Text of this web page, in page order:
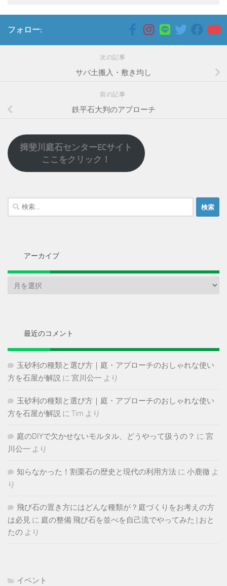
フォロー:
次の記事
サバ土搬入・敷き均し
前の記事
鉄平石大判のアプローチ
揖斐川庭石センターECサイト
ここをクリック！
検
索:
アーカイブ
最近のコメント
玉砂利の種類と選び方｜庭・アプローチのおしゃれな使い
方を石屋が解説 に 宮川公一 より
玉砂利の種類と選び方｜庭・アプローチのおしゃれな使い
方を石屋が解説 に Tim より
庭のDIYで欠かせないモルタル、どうやって扱うの？ に 宮
川公一 より
知らなかった！割栗石の歴史と現代の利用方法 に 小鹿徹 よ
り
飛び石の置き方にはどんな種類が？庭づくりをお考えの方
は必見 に 庭の整備 飛び石を並べを自己流でやってみた | おと
たの より
イベント